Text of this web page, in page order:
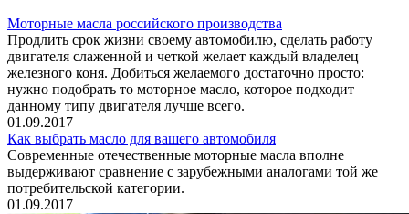
Моторные масла российского производства
Продлить срок жизни своему автомобилю, сделать работу
двигателя слаженной и четкой желает каждый владелец
железного коня. Добиться желаемого достаточно просто:
нужно подобрать то моторное масло, которое подходит
данному типу двигателя лучше всего.
01.09.2017
Как выбрать масло для вашего автомобиля
Современные отечественные моторные масла вполне
выдерживают сравнение с зарубежными аналогами той же
потребительской категории.
01.09.2017